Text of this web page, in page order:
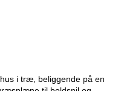
i træ, beliggende på en